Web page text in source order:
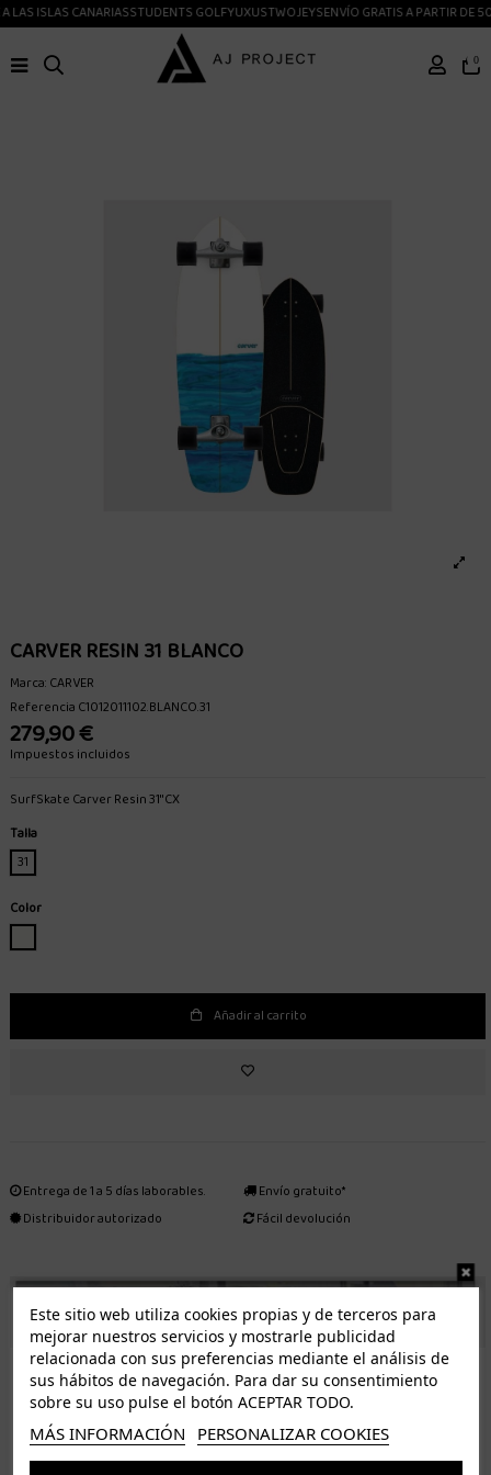
LAS ISLAS CANARIASSTUDENTS GOLFYUXUSTWOJEYSENVÍO GRATIS A PARTIR DE
0
CARVER RESIN 31 BLANCO
Marca:CARVER
ReferenciaC1012011102.BLANCO.31
279,90 €
Impuestos incluidos
SurfSkate Carver Resin 31" CX
Talla
31
Color
Añadir al carrito
Entrega de 1 a 5 días laborables.
Distribuidor autorizado
Envío gratuito*
Fácil devolución
ENVÍO GRATUITO *
ISLAS CANARIAS
Tenerife 3.50€. Gratis a partir de 50€
Resto de islas 5€. Gratis a partir de 50€
Este sitio web utiliza cookies propias y de terceros para
mejorar nuestros servicios y mostrarle publicidad
relacionada con sus preferencias mediante el análisis de
sus hábitos de navegación. Para dar su consentimiento
sobre su uso pulse el botón ACEPTAR TODO.
MÁS INFORMACIÓN PERSONALIZAR COOKIES